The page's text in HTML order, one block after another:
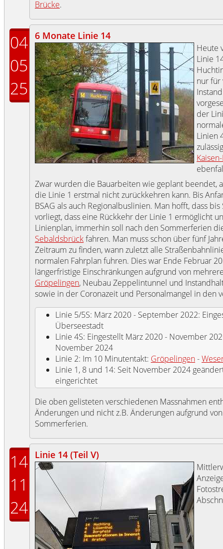
Brücke.
04
05
25
6 Monate Linie 14
Heute
Linie
nur für
der
Linien
Zwar wurden die Bauarbeiten wie geplant beendet,
die Linie 1 erstmal nicht zurückkehren kann. Bis
BSAG als auch Regionalbuslinien. Man hofft, dass
vorliegt, dass eine Rückkehr der Linie 1 ermöglicht
Linienplan, immerhin soll nach den Sommerferien
Sebaldsbrückfahren. Man muss schon über fünf
Zeitraum zu finden, wann zuletzt alle
normalen Fahrplan fuhren. Dies war Ende Februar
längerfristige Einschränkungen aufgrund von
Gröpelingen, Neubau Zeppelintunnel und
sowie in der Coronazeit und Personalmangel in den
Linie 5/5S: März 2020 - September 2022:
Überseestadt
Linie 4S: Eingestellt März 2020 - November
November 2024
Linie 2: Im 10 Minutentakt: Gröpelingen-
Linie 1, 8 und 14: Seit November 2024
eingerichtet
Die oben gelisteten verschiedenen Massnahmen
Änderungen und nicht z.B. Änderungen aufgrund
Sommerferien.
14
11
24
Linie 14 (Teil V)